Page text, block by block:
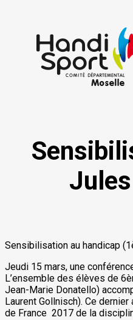
Sensibilisation au handicap
Jeudi 15 mars, une
L’ensemble des élèves de
Jean-Marie Donatello)
Laurent Gollnisch). Ce
de France 2017 de la